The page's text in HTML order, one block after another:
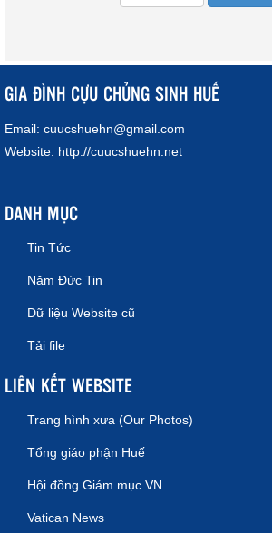
GIA ĐÌNH CỰU CHỦNG SINH HUẾ
Email: cuucshuehn@gmail.com
Website: http://cuucshuehn.net
DANH MỤC
Tin Tức
Năm Đức Tin
Dữ liệu Website cũ
Tải file
LIÊN KẾT WEBSITE
Trang hình xưa (Our Photos)
Tổng giáo phận Huế
Hội đồng Giám mục VN
Vatican News